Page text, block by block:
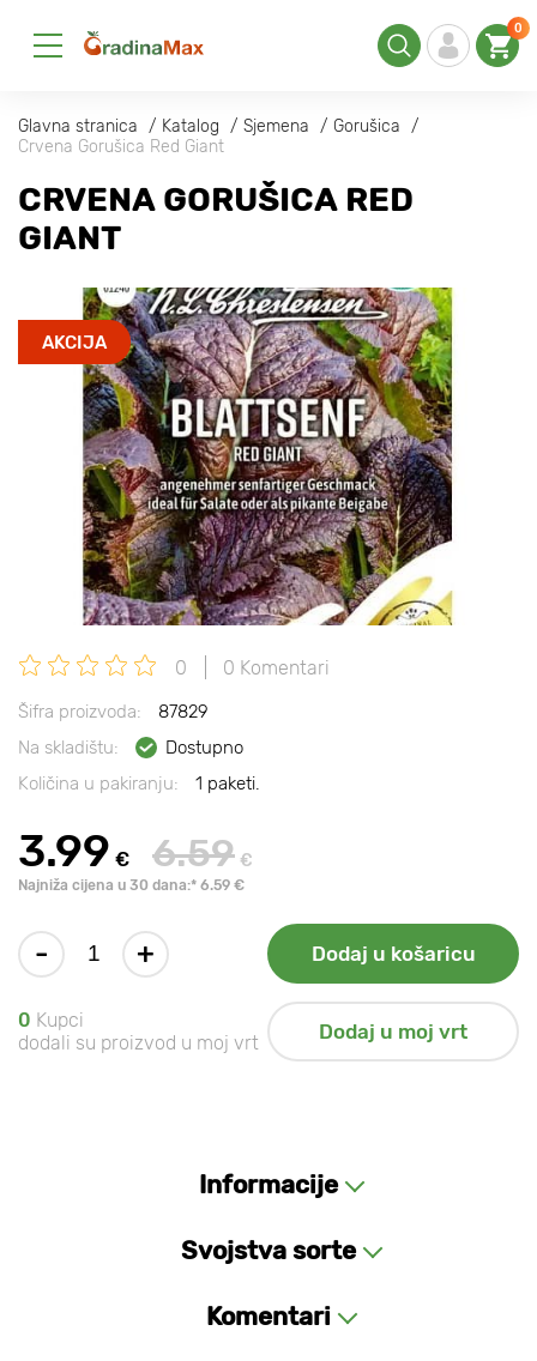
0
Glavna stranica Katalog Sjemena
Gorušica
Crvena Gorušica Red Giant
CRVENA GORUŠICA RED
GIANT
AKCIJA
0 0 Komentari
Šifra proizvoda:
87829
Na skladištu:
Dostupno
Količina u pakiranju:
1 paketi.
3.99 € 6.59 €
Najniža cijena u 30 dana:* 6.59 €
- + Dodaj u košaricu
0 Kupci
dodali su proizvod u moj vrt
Dodaj u moj vrt
Informacije
Svojstva sorte
Komentari